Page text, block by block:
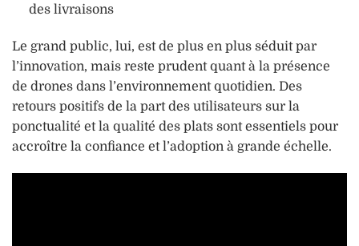
des livraisons
Le grand public, lui, est de plus en plus séduit par
l’innovation, mais reste prudent quant à la présence
de drones dans l’environnement quotidien. Des
retours positifs de la part des utilisateurs sur la
ponctualité et la qualité des plats sont essentiels pour
accroître la confiance et l’adoption à grande échelle.